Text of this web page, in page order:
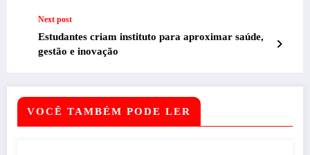
Next post
Estudantes criam instituto para aproximar saúde,
gestão e inovação
VOCÊ TAMBÉM PODE LER